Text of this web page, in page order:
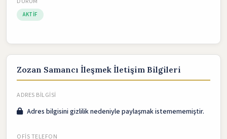
AKTIF
Zozan Samancı İleşmek İletişim Bilgileri
ADRES BILGISI
Adres bilgisini gizlilik nedeniyle paylaşmak istemememiştir.
OFIS TELEFON